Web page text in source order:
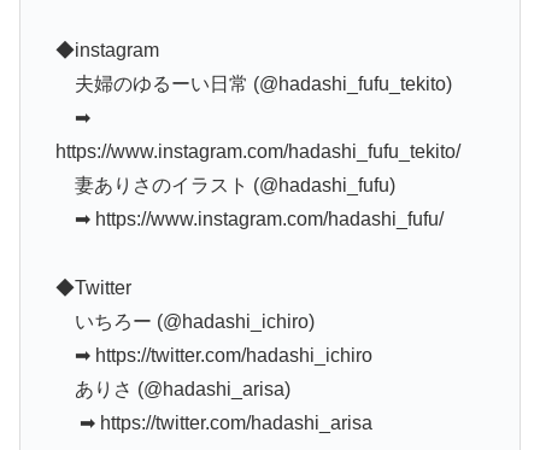
◆instagram
夫婦のゆるーい日常 (@hadashi_fufu_tekito)
➡︎
https://www.instagram.com/hadashi_fufu_tekito/
妻ありさのイラスト (@hadashi_fufu)
➡︎ https://www.instagram.com/hadashi_fufu/
◆Twitter
いちろー (@hadashi_ichiro)
➡︎ https://twitter.com/hadashi_ichiro
ありさ (@hadashi_arisa)
➡︎ https://twitter.com/hadashi_arisa